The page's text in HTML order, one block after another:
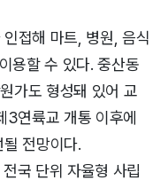
접해 마트, 병원, 음식
용할 수 있다. 중산동
가도 형성돼 있어 교
3연륙교 개통 이후에
전망이다.
국 단위 자율형 사립